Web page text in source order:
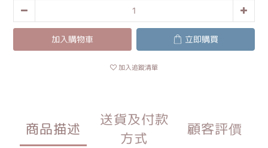
加入購物車 立即購買
加入追蹤清單
商品描述
送貨及付款
方式
顧客評價